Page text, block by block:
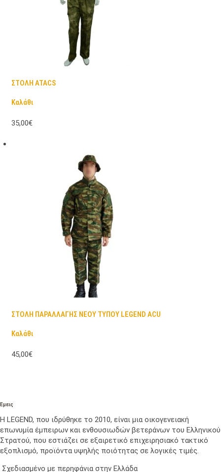
ΣΤΟΛΗ ATACS
Καλάθι
35,00€
ΣΤΟΛΗ ΠΑΡΑΛΛΑΓΗΣ ΝΕΟΥ ΤΥΠΟΥ LEGEND ACU
Καλάθι
45,00€
Εμεις
Η LEGEND, που ιδρύθηκε το 2010, είναι μια οικογενειακή
επωνυμία έμπειρων και ενθουσιωδών βετεράνων του Ελληνικού
Στρατού, που εστιάζει σε εξαιρετικό επιχειρησιακό τακτικό
εξοπλισμό, προϊόντα υψηλής ποιότητας σε λογικές τιμές.
Σχεδιασμένο με περηφάνια στην Ελλάδα